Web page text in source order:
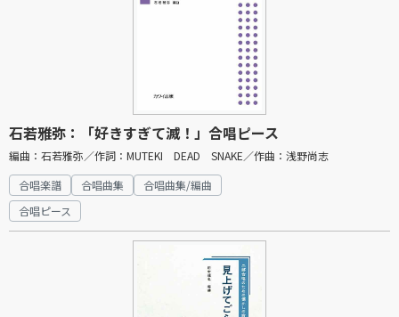
石若雅弥：「好きすぎて滅！」合唱ピース
編曲：石若雅弥／作詞：MUTEKI DEAD SNAKE／作曲：浅野尚志
合唱楽譜
合唱曲集
合唱曲集/編曲
合唱ピース